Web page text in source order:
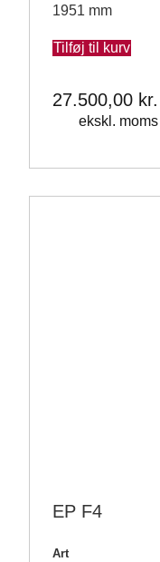
1951 mm
Tilføj til kurv
27.500,00 kr.
ekskl. moms
EP F4
Art